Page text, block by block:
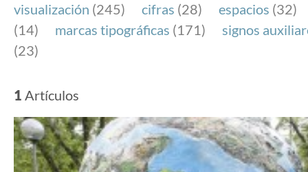
visualización (245) cifras (28) espacios (32)
(14)
marcas tipográficas (171)
signos
(23)
1 Artículos